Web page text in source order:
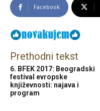
Facebook
Prethodni tekst
6. BFEK 2017: Beogradski
festival evropske
književnosti: najava i
program